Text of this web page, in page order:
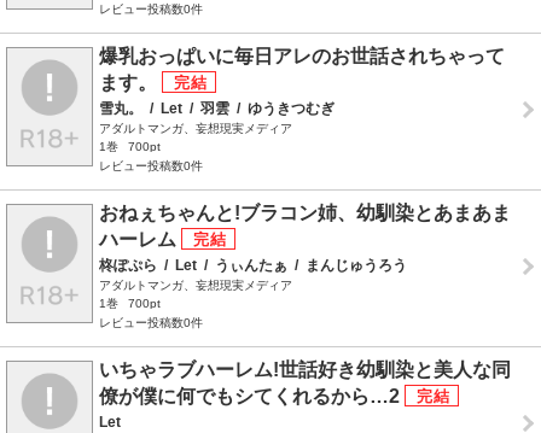
レビュー投稿数0件
爆乳おっぱいに毎日アレのお世話されちゃって
ます。
雪丸。 / Let / 羽雲 / ゆうきつむぎ
アダルトマンガ、妄想現実メディア
1巻
700pt
レビュー投稿数0件
おねぇちゃんと!ブラコン姉、幼馴染とあまあま
ハーレム
柊ぽぷら / Let / うぃんたぁ / まんじゅうろう
アダルトマンガ、妄想現実メディア
1巻
700pt
レビュー投稿数0件
いちゃラブハーレム!世話好き幼馴染と美人な同
僚が僕に何でもシてくれるから…2
Let